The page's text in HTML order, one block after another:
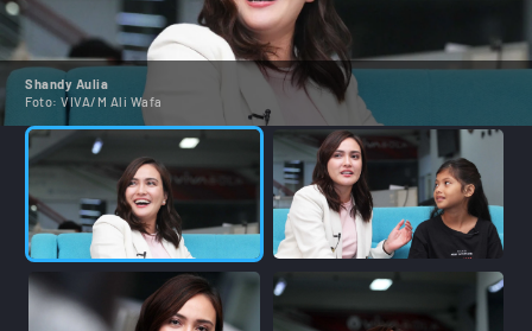
Shandy Aulia
Foto: VIVA/M Ali Wafa